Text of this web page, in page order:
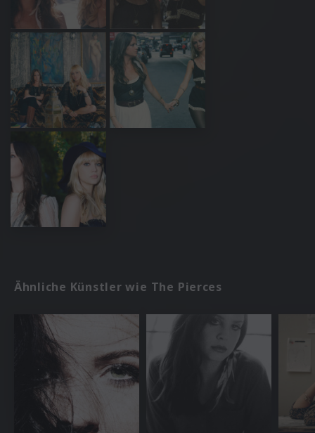
Ähnliche Künstler wie The Pierces